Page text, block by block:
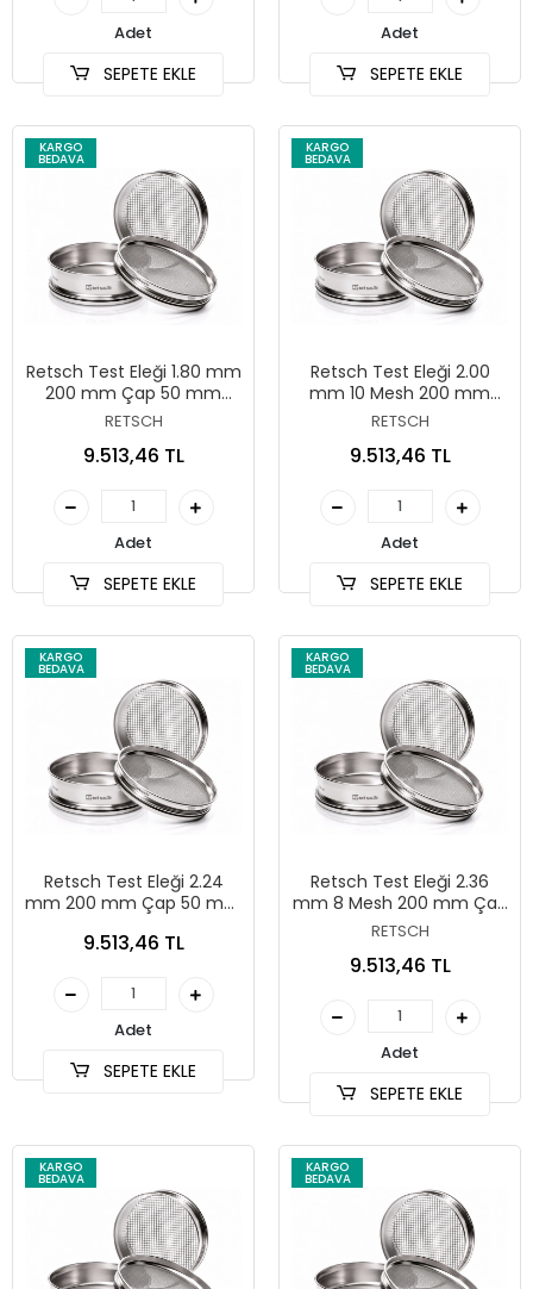
Adet
SEPETE EKLE
Adet
SEPETE EKLE
KARGO
BEDAVA
Retsch Test Eleği 1.80 mm
200 mm Çap 50 mm
Yükseklik ISO 3310/1
RETSCH
9.513,46 TL
Adet
SEPETE EKLE
KARGO
BEDAVA
Retsch Test Eleği 2.00
mm 10 Mesh 200 mm
Çap 50 mm Yükseklik
RETSCH
9.513,46 TL
Adet
SEPETE EKLE
KARGO
BEDAVA
Retsch Test Eleği 2.24
mm 200 mm Çap 50 mm
9.513,46 TL
Adet
SEPETE EKLE
KARGO
BEDAVA
Retsch Test Eleği 2.36
mm 8 Mesh 200 mm Çap
50 mm Yükseklik ASTM E11
RETSCH
9.513,46 TL
Adet
SEPETE EKLE
KARGO
BEDAVA
KARGO
BEDAVA